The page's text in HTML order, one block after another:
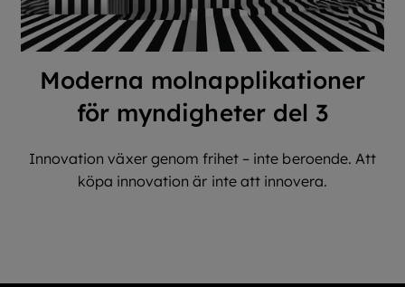
Moderna molnapplikationer
för myndigheter del 3
Innovation växer genom frihet – inte beroende. Att
köpa innovation är inte att innovera.